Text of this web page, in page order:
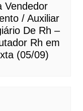
Vendedor
/ Auxiliar
De Rh –
Rh em
(05/09)